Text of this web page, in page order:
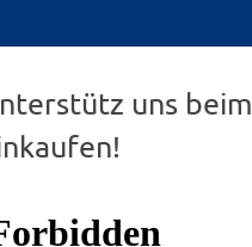
uns beim